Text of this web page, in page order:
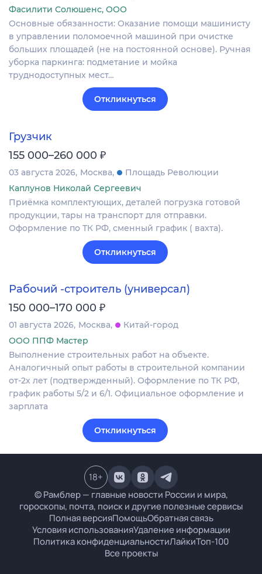
Фасилити Солюшенс, ООО
Основные обязанности: Оказание помощи машинисту
в управлении поломоечной машиной при очистке
больших площадей (не на постоянной основе). Ручная
уборка паркинга: подметание и мойка
труднодоступных мест…
Откликнуться
Грузчик
155 000–260 000 ₽
03 августа 2026 Москва
Площадь Революции
Каплунов Николай Сергеевич
Приёмка комплектующих, деталей погрузка готовой
продукции, тары на транспорт для отправки.
Оформление по ТК РФ, сменный график ( вахта).
Откликнуться
Рабочий -строитель (универсал)
150 000–170 000 ₽
01 августа 2026 Москва
Китай-город
ООО ППФ Мастер
Выполнение строительных работ на объекте.
Аналогичный опыт работы в строительной компании
от-2х лет (подтвержденный). Оформление по ТК РФ,
график работы 5/2 и 6/1. Официальное оформление и
зарплата
Откликнуться
© Рамблер — главные новости России и мира,
гороскопы, почта, поиск и другие полезные сервисы
Полная версияПомощьОбратная связь
Условия использованияУдаление информации
Политика конфиденциальностиЛайкиТоп-100
Все проекты
18+